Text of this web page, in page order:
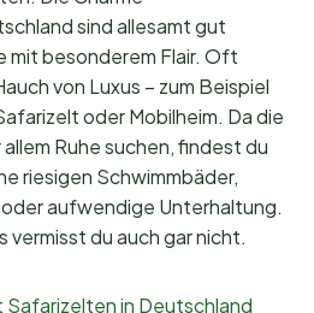
sind allesamt gut
besonderem Flair. Oft
von Luxus – zum Beispiel
oder Mobilheim. Da die
Ruhe suchen, findest du
riesigen Schwimmbäder,
aufwendige Unterhaltung.
vermisst du auch gar nicht.
Safarizelten in Deutschland